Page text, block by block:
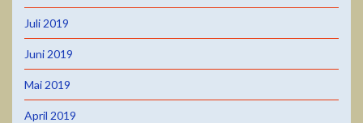
Juli 2019
Juni 2019
Mai 2019
April 2019